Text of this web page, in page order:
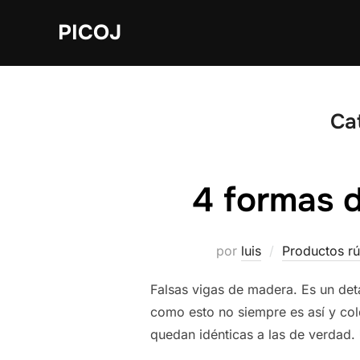
PICOJ
4 formas
por luis Productos
Falsas vigas de madera. Es un
como esto no siempre es así y
quedan idénticas a las de